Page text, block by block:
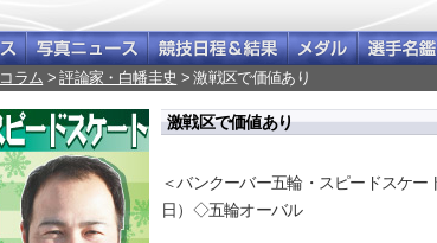
コラム >評論家・白幡圭史 > 激戦区で価値あり
激戦区で価値あり
＜バンクーバー五輪・スピードスケ
日）◇五輪オーバル